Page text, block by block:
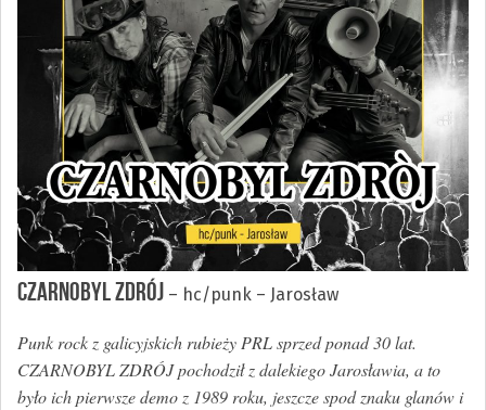
CZARNOBYL ZDRÓJ – hc/punk – Jarosław
Punk rock z galicyjskich rubieży PRL sprzed ponad 30 lat.
CZARNOBYL ZDRÓJ pochodził z dalekiego Jarosławia, a to
było ich pierwsze demo z 1989 roku, jeszcze spod znaku glanów i